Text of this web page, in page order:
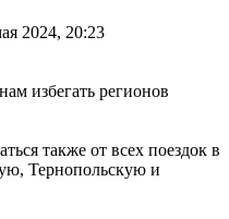
2024, 20:23
также от всех поездок в
Тернопольскую и